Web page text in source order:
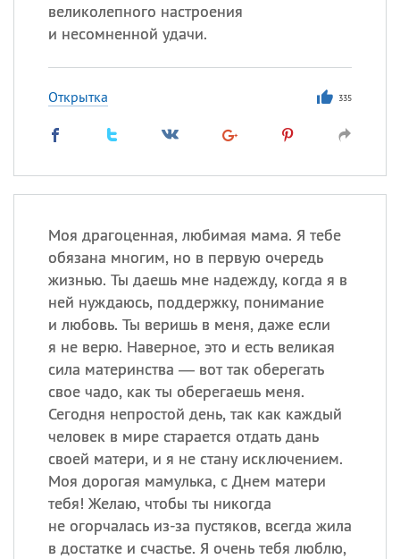
великолепного настроения
и несомненной удачи.
Открытка 335
Моя драгоценная, любимая мама. Я тебе
обязана многим, но в первую очередь
жизнью. Ты даешь мне надежду, когда я в
ней нуждаюсь, поддержку, понимание
и любовь. Ты веришь в меня, даже если
я не верю. Наверное, это и есть великая
сила материнства — вот так оберегать
свое чадо, как ты оберегаешь меня.
Сегодня непростой день, так как каждый
человек в мире старается отдать дань
своей матери, и я не стану исключением.
Моя дорогая мамулька, с Днем матери
тебя! Желаю, чтобы ты никогда
не огорчалась из-за пустяков, всегда жила
в достатке и счастье. Я очень тебя люблю,